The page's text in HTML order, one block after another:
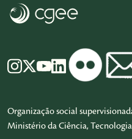
Organização social
Ministério da Ciência,